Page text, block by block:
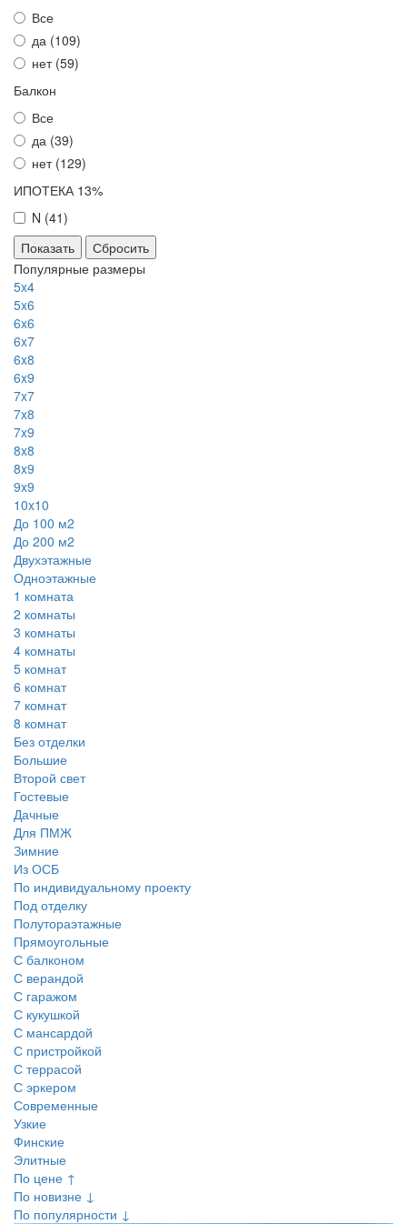
Все
да (109)
нет (59)
Балкон
Все
да (39)
нет (129)
ИПОТЕКА 13%
N (41)
Сбросить
Популярные размеры
5x4
5x6
6x6
6x7
6x8
6x9
7x7
7x8
7x9
8x8
8x9
9x9
10x10
До 100 м2
До 200 м2
Двухэтажные
Одноэтажные
1 комната
2 комнаты
3 комнаты
4 комнаты
5 комнат
6 комнат
7 комнат
8 комнат
Без отделки
Большие
Второй свет
Гостевые
Дачные
Для ПМЖ
Зимние
Из ОСБ
По индивидуальному проекту
Под отделку
Полутораэтажные
Прямоугольные
С балконом
С верандой
С гаражом
С кукушкой
С мансардой
С пристройкой
С террасой
С эркером
Современные
Узкие
Финские
Элитные
По цене ↑
По новизне ↓
По популярности ↓